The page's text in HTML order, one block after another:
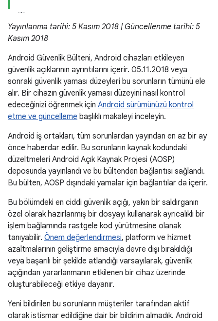
Yayınlanma tarihi: 5 Kasım 2018 | Güncellenme tarihi: 5
Kasım 2018
Android Güvenlik Bülteni, Android cihazları etkileyen
güvenlik açıklarının ayrıntılarını içerir. 05.11.2018 veya
sonraki güvenlik yaması düzeyleri bu sorunların tümünü ele
alır. Bir cihazın güvenlik yaması düzeyini nasıl kontrol
edeceğinizi öğrenmek için Android sürümünüzü kontrol
etme ve güncelleme başlıklı makaleyi inceleyin.
Android iş ortakları, tüm sorunlardan yayından en az bir ay
önce haberdar edilir. Bu sorunların kaynak kodundaki
düzeltmeleri Android Açık Kaynak Projesi (AOSP)
deposunda yayınlandı ve bu bültenden bağlantısı sağlandı.
Bu bülten, AOSP dışındaki yamalar için bağlantılar da içerir.
Bu bölümdeki en ciddi güvenlik açığı, yakın bir saldırganın
özel olarak hazırlanmış bir dosyayı kullanarak ayrıcalıklı bir
işlem bağlamında rastgele kod yürütmesine olanak
tanıyabilir. Önem değerlendirmesi, platform ve hizmet
azaltmalarının geliştirme amacıyla devre dışı bırakıldığı
veya başarılı bir şekilde atlandığı varsayılarak, güvenlik
açığından yararlanmanın etkilenen bir cihaz üzerinde
oluşturabileceği etkiye dayanır.
Yeni bildirilen bu sorunların müşteriler tarafından aktif
olarak istismar edildiğine dair bir bildirim almadık. Android